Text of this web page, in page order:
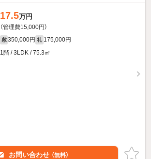
17.5万円
（管理費15,000円）
敷 350,000円 礼 175,000円
1階 / 3LDK / 75.3㎡
お問い合わせ （無料）